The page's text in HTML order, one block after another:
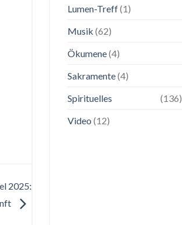
2025:
Lumen-Treff(1)
Musik (62)
Ökumene(4)
Sakramente(4)
Spirituelles
(136)
Video (12)